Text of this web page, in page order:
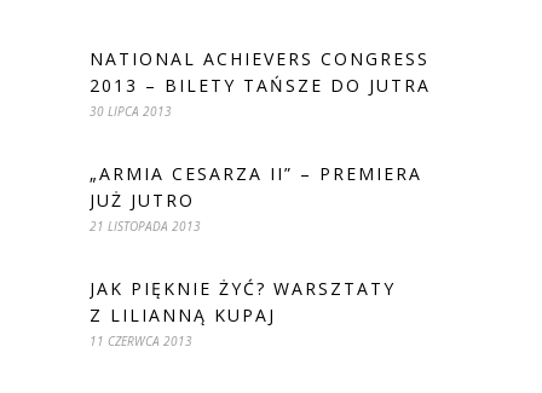
NATIONAL ACHIEVERS CONGRESS
2013 – BILETY TAŃSZE DO JUTRA
30 LIPCA 2013
„ARMIA CESARZA II” – PREMIERA
JUŻ JUTRO
21 LISTOPADA 2013
JAK PIĘKNIE ŻYĆ? WARSZTATY
Z LILIANNĄ KUPAJ
11 CZERWCA 2013